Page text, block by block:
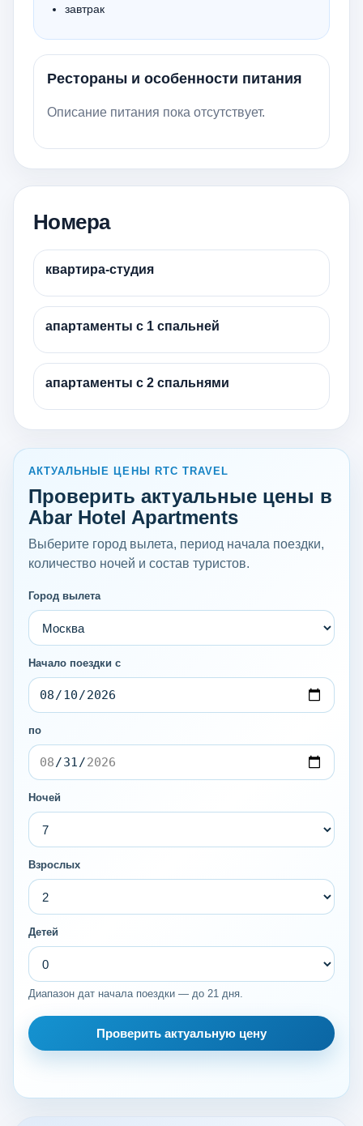
завтрак
Рестораны и особенности питания
Описание питания пока отсутствует.
Номера
квартира-студия
апартаменты с 1 спальней
апартаменты с 2 спальнями
АКТУАЛЬНЫЕ ЦЕНЫ RTC TRAVEL
Проверить актуальные цены в
Abar Hotel Apartments
Выберите город вылета, период начала поездки,
количество ночей и состав туристов.
Город вылета
Начало поездки с
по
Ночей
Взрослых
Детей
Диапазон дат начала поездки — до 21 дня.
Проверить актуальную цену